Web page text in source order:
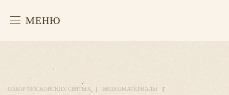
МЕНЮ
СОБОР МОСКОВСКИХ СВЯТЫХ
ВИДЕОМАТЕРИАЛЫ